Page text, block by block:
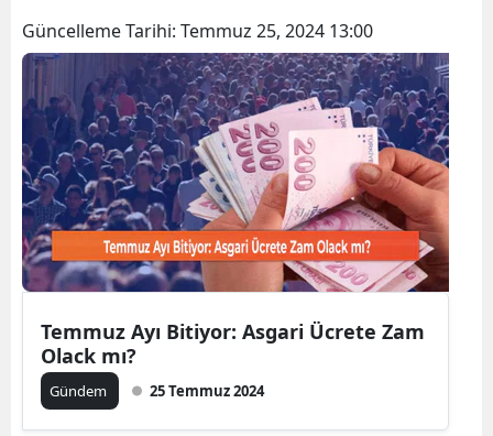
Bingöl
Bitlis
Bolu
Burdur
Bursa
Çanakkale
Çankırı
Güncelleme Tarihi: Temmuz 25, 2024 13:00
Temmuz Ayı Bitiyor: Asgari Ücrete Zam
Olack mı?
Gündem 25 Temmuz 2024